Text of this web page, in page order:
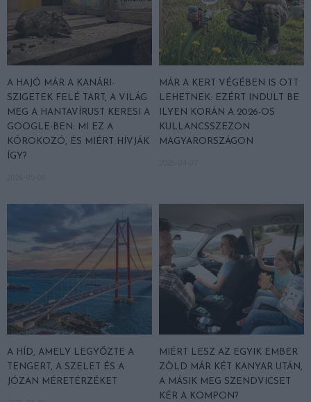
A HAJÓ MÁR A KANÁRI-
SZIGETEK FELÉ TART, A VILÁG
MEG A HANTAVÍRUST KERESI A
GOOGLE-BEN: MI EZ A
KÓROKOZÓ, ÉS MIÉRT HÍVJÁK
ÍGY?
MÁR A KERT VÉGÉBEN IS OTT
LEHETNEK: EZÉRT INDULT BE
ILYEN KORÁN A 2026-OS
KULLANCSSZEZON
MAGYARORSZÁGON
A HÍD, AMELY LEGYŐZTE A
TENGERT, A SZELET ÉS A
JÓZAN MÉRETÉRZÉKET
MIÉRT LESZ AZ EGYIK EMBER
ZÖLD MÁR KÉT KANYAR UTÁN,
A MÁSIK MEG SZENDVICSET
KÉR A KOMPON?